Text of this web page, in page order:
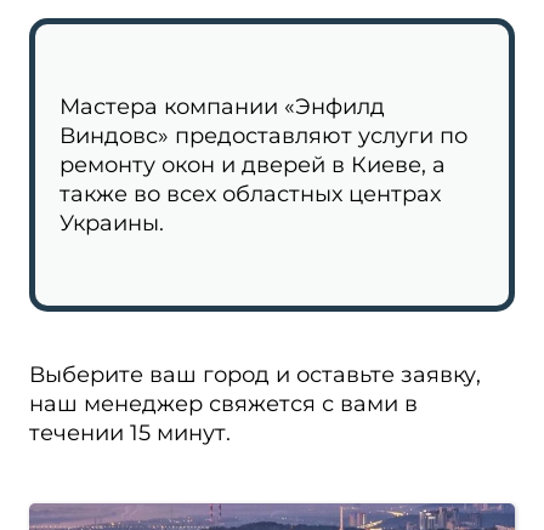
Мастера компании «Энфилд
Виндовс» предоставляют услуги по
ремонту окон и дверей в Киеве, а
также во всех областных центрах
Украины.
Выберите ваш город и оставьте заявку,
наш менеджер свяжется с вами в
течении 15 минут.